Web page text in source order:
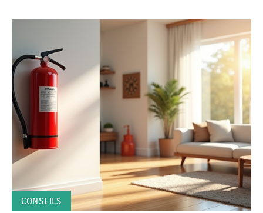
CONSEILS